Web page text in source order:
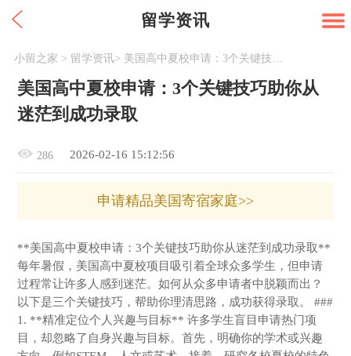
留学资讯
小留之家 > 留学资讯>
美国高中夏校申请：3个关键技巧助你从
迷茫到成功录取
286 2026-02-16 15:12:56
申请精品美国寄宿家庭>>
**美国高中夏校申请：3个关键技巧助你从迷茫到成功录取**
每年暑假，美国高中夏校项目吸引着全球众多学生，但申请
过程常让许多人感到迷茫。如何从众多申请者中脱颖而出？
以下是三个关键技巧，帮助你理清思路，成功获得录取。 ###
1. **精准定位个人兴趣与目标** 许多学生盲目申请热门项
目，却忽略了自身兴趣与目标。首先，明确你的学术或兴趣